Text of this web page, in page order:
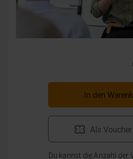
In den
Als
Du kannst die Anzahl der